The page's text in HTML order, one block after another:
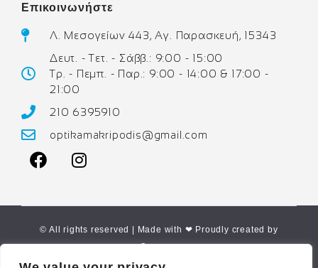
Επικοινωνήστε
Λ. Μεσογείων 443, Αγ. Παρασκευή, 15343
Δευτ. - Τετ. - Σάββ.: 9:00 - 15:00
Τρ. - Πεμπ. - Παρ.: 9:00 - 14:00 & 17:00 -
21:00
210 6395910
optikamakripodis@gmail.com
© All rights reserved | Made with ❤ Proudly created by
Corne.gr